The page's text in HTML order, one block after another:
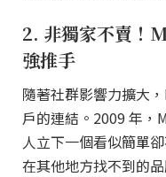
2. 非獨家不賣！
強推手
隨著社群影響力擴大
戶的連結。2009 年，
人立下一個看似簡單
在其他地方找不到的品